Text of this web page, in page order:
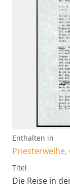
Enthalten in
Priesterweihe,
Titel
Die Reise in